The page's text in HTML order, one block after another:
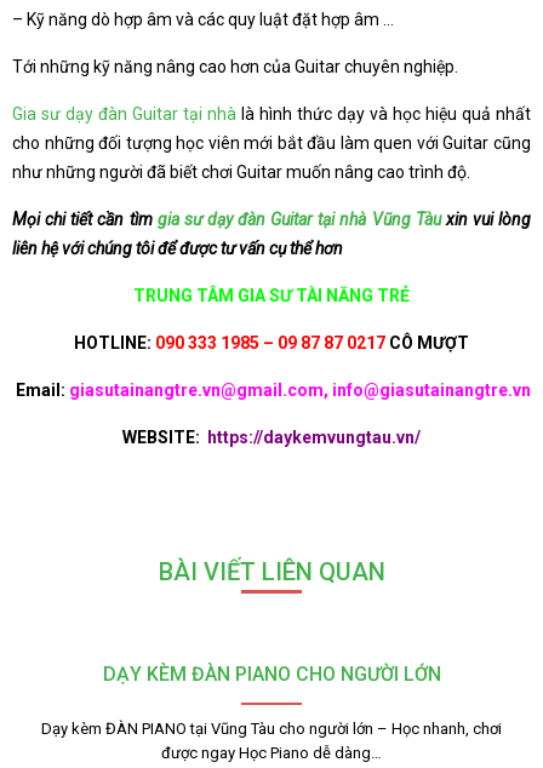
– Kỹ năng dò hợp âm và các quy luật đặt hợp âm …
Tới những kỹ năng nâng cao hơn của Guitar chuyên nghiệp.
Gia sư dạy đàn Guitar tại nhà là hình thức dạy và học hiệu quả nhất
cho những đối tượng học viên mới bắt đầu làm quen với Guitar cũng
như những người đã biết chơi Guitar muốn nâng cao trình độ.
Mọi chi tiết cần tìm gia sư dạy đàn Guitar tại nhà Vũng Tàuxin vui lòng
liên hệ với chúng tôi để được tư vấn cụ thể hơn
TRUNG TÂM GIA SƯ TÀI NĂNG TRẺ
HOTLINE: 090 333 1985 – 09 87 87 0217 CÔ MƯỢT
Email: giasutainangtre.vn@gmail.com, info@giasutainangtre.vn
WEBSITE: https://daykemvungtau.vn/
BÀI VIẾT LIÊN QUAN
DẠY KÈM ĐÀN PIANO CHO NGƯỜI LỚN
Dạy kèm ĐÀN PIANO tại Vũng Tàu cho người lớn – Học nhanh, chơi
được ngay Học Piano dễ dàng…